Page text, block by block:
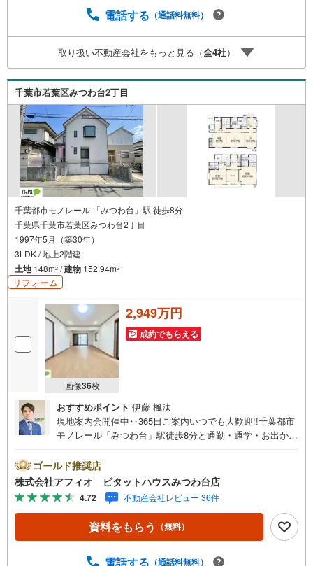
の？疾病ってなに？ローン組めるかな？」わからないこと
ーンの組み方、知らないと損する税金のこと等トータルで
サポート致します！
電話する （通話料無料）
取り扱い不動産会社をもっと見る（全4社）
千葉市若葉区みつわ台2丁目
千葉都市モノレール 「みつわ台」駅 徒歩8分
千葉県千葉市若葉区みつわ台2丁目
1997年5月（築30年）
3LDK / 地上2階建
土地148m2 /建物 152.94m2
リフォーム
画像36枚
2,949万円
成約でもらえる
おすすめポイント 伊藤 楓汰
現地案内会開催中‥365日ご案内いつでも大歓迎!!千葉都市
モノレール「みつわ台」駅徒歩8分と通勤・通学・お出かけ
環境充実！お買い物も楽々■新規リフォーム！綺麗なお部屋
で新生活を始められます■全居室6帖以上のゆとりあるプラ
イベート空間を確保■タンスいらずでスッキリ片付く大容量
ウォークインクローゼット2か所■玄関上部吹抜けの家！
「ただいま！」の声が元気に響き渡ります●お客様の笑顔の
ために。・* 千葉県の不動産のことなら株式会社アフィオ
の、心強いパートナーになれるよう全力でサポート致しま
ゴールド推奨店
株式会社アフィオ ピタットハウスみつわ台店
4.72 不動産会社レビュー 36件
資料をもらう （無料）
電話する （通話料無料）